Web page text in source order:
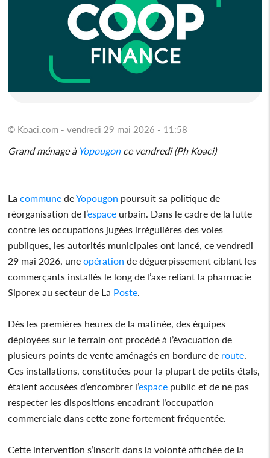
© Koaci.com - vendredi 29 mai 2026 - 11:58
Grand ménage à Yopougonce vendredi (Ph Koaci)
Lacommune deYopougon poursuit sa politique de
réorganisation de l’espace urbain. Dans le cadre de la lutte
contre les occupations jugées irrégulières des voies
publiques, les autorités municipales ont lancé, ce vendredi
29 mai 2026, uneopération de déguerpissement ciblant les
commerçants installés le long de l’axe reliant la pharmacie
Siporex au secteur de La Poste
Dès les premières heures de la matinée, des équipes
déployées sur le terrain ont procédé à l’évacuation de
plusieurs points de vente aménagés en bordure de route
Ces installations, constituées pour la plupart de petits étals,
étaient accusées d’encombrer l’espace public et de ne pas
respecter les dispositions encadrant l’occupation
commerciale dans cette zone fortement fréquentée.
Cette intervention s’inscrit dans la volonté affichée de la